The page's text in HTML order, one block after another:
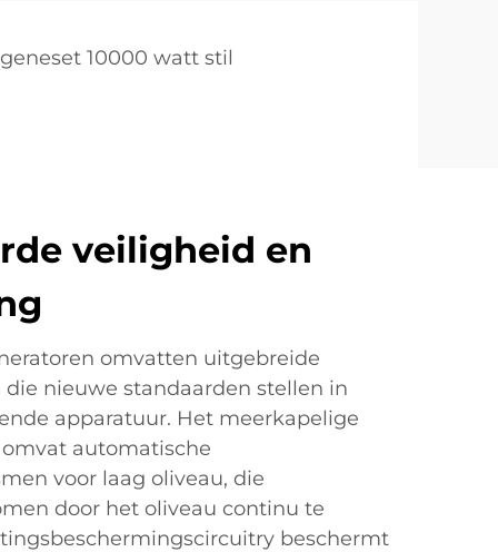
geneset 10000 watt stil
veiligheid en
omvatten uitgebreide
nieuwe standaarden stellen in
apparatuur. Het meerkapelige
automatische
voor laag oliveau, die
door het oliveau continu te
beschermt